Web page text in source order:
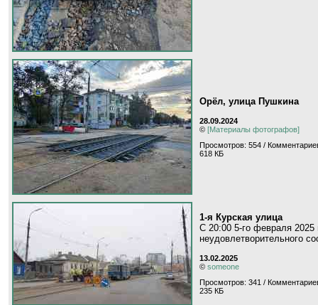
Орёл, улица Пушкина
28.09.2024
© [Материалы фотографов]
Просмотров: 554 /
618 КБ
1-я Курская улица
С 20:00 5-го февраля
неудовлетворительного
13.02.2025
© someone
Просмотров: 341 /
235 КБ